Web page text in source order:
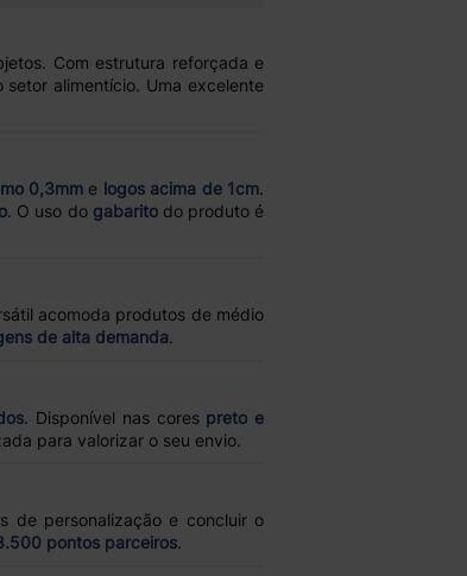
Com estrutura reforçada e
alimentício. Uma excelente
0,3mm e logos acima de 1cm.
. O uso do gabaritodo produto é
acomoda produtos de médio
de alta demanda.
. Disponível nas cores preto e
para valorizar o seu envio.
de personalização e concluir o
pontos parceiros.